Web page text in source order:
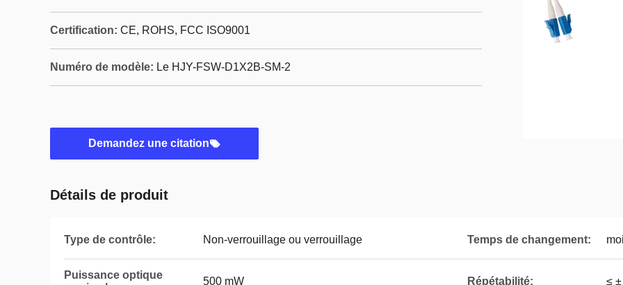
Certification: CE, ROHS, FCC ISO9001
Numéro de modèle: Le HJY-FSW-D1X2B-SM-2
Demandez une citation
Détails de produit
Type de contrôle: Non-verrouillage ou verrouillage Temps de changement:
Puissance optique
500 mW Répétabilité: ≤